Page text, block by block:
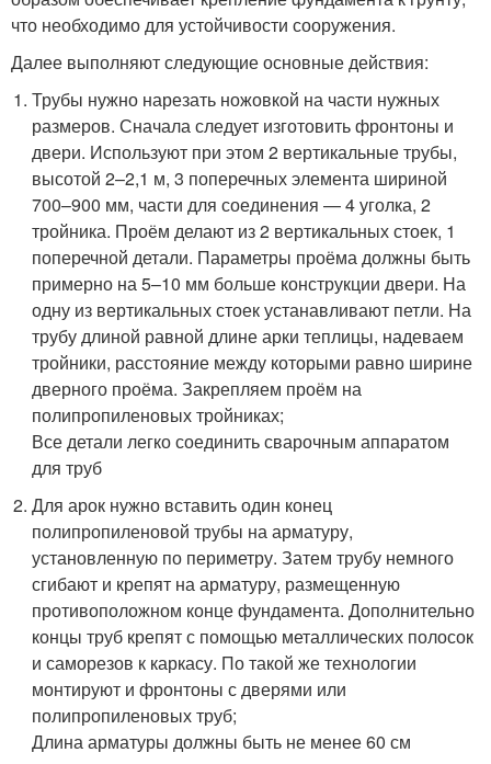
что необходимо для устойчивости сооружения.
Далее выполняют следующие основные действия:
Трубы нужно нарезать ножовкой на части нужных
размеров. Сначала следует изготовить фронтоны и
двери. Используют при этом 2 вертикальные трубы,
высотой 2–2,1 м, 3 поперечных элемента шириной
700–900 мм, части для соединения — 4 уголка, 2
тройника. Проём делают из 2 вертикальных стоек, 1
поперечной детали. Параметры проёма должны быть
примерно на 5–10 мм больше конструкции двери. На
одну из вертикальных стоек устанавливают петли. На
трубу длиной равной длине арки теплицы, надеваем
тройники, расстояние между которыми равно ширине
дверного проёма. Закрепляем проём на
полипропиленовых тройниках;
Все детали легко соединить сварочным аппаратом
для труб
Для арок нужно вставить один конец
полипропиленовой трубы на арматуру,
установленную по периметру. Затем трубу немного
сгибают и крепят на арматуру, размещенную
противоположном конце фундамента. Дополнительно
концы труб крепят с помощью металлических полосок
и саморезов к каркасу. По такой же технологии
монтируют и фронтоны с дверями или
полипропиленовых труб;
Длина арматуры должны быть не менее 60 см